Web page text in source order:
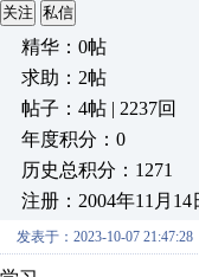
关注 私信
精华：0帖
求助：2帖
帖子：4帖 | 2237回
年度积分：0
历史总积分：1271
注册：2004年11月14
发表于：2023-10-07 21:47:28